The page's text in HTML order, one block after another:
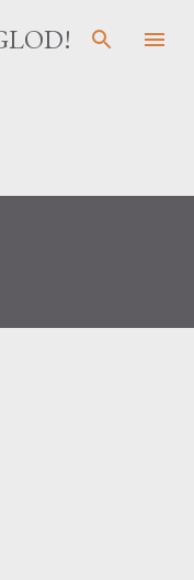
la conținutul principal